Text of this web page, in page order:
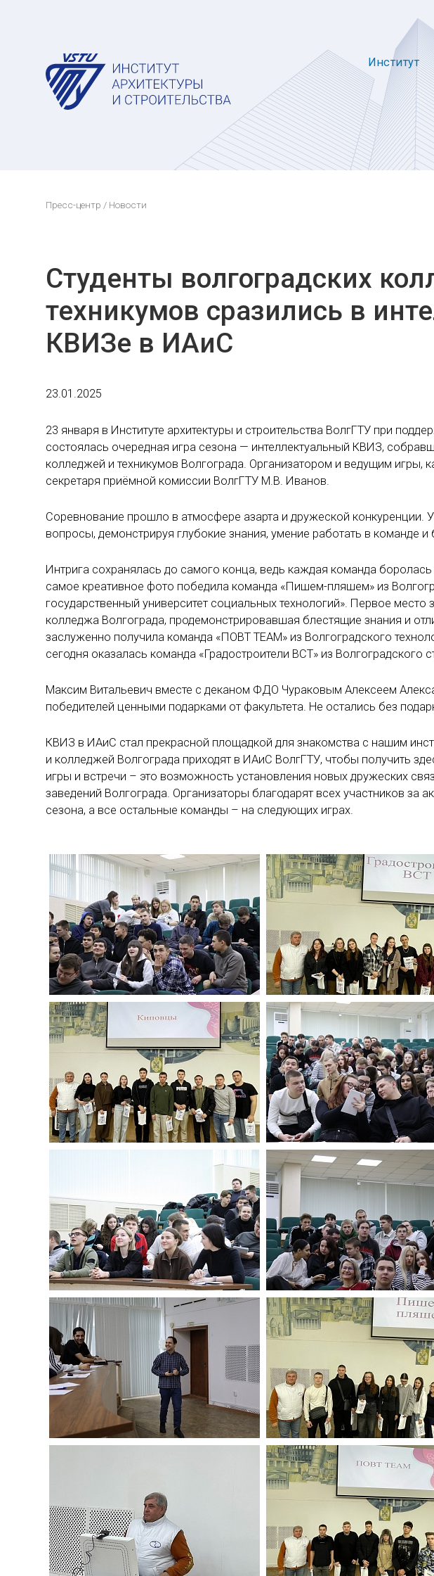
Институт
Пресс-центр / Новости
Студенты волгоградских
техникумов сразились в
КВИЗе в ИАиС
23.01.2025
23 января в Институте архитектуры и строительства ВолгГТУ при
состоялась очередная игра сезона — интеллектуальный КВИЗ,
колледжей и техникумов Волгограда. Организатором и ведущим игры,
секретаря приёмной комиссии ВолгГТУ М.В. Иванов.
Соревнование прошло в атмосфере азарта и дружеской конкуренции.
вопросы, демонстрируя глубокие знания, умение работать в команде
Интрига сохранялась до самого конца, ведь каждая команда
самое креативное фото победила команда «Пишем-пляшем» из
государственный университет социальных технологий». Первое
колледжа Волгограда, продемонстрировавшая блестящие знания и
заслуженно получила команда «ПОВТ ТЕАМ» из Волгоградского
сегодня оказалась команда «Градостроители ВСТ» из Волгоградского
Максим Витальевич вместе с деканом ФДО Чураковым Алексеем
победителей ценными подарками от факультета. Не остались без
КВИЗ в ИАиС стал прекрасной площадкой для знакомства с нашим
и колледжей Волгограда приходят в ИАиС ВолгГТУ, чтобы получить
игры и встречи – это возможность установления новых дружеских
заведений Волгограда. Организаторы благодарят всех участников за
сезона, а все остальные команды – на следующих играх.